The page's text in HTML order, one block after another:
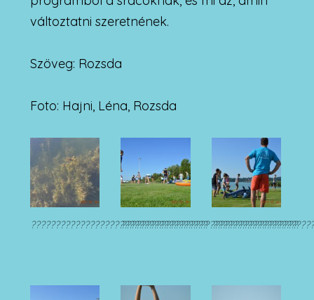
változtatni szeretnének.
Szöveg: Rozsda
Foto: Hajni, Léna, Rozsda
????????????????????????????????????????????????????????????????????????